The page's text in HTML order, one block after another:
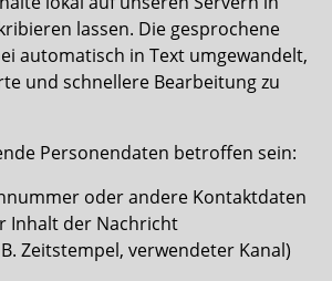
lassen. Die gesprochene
automatisch in Text umgewandelt,
und schnellere Bearbeitung zu
Personendaten betroffen sein:
oder andere Kontaktdaten
Inhalt der Nachricht
Zeitstempel, verwendeter Kanal)